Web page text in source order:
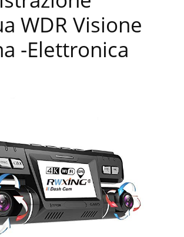
WDR Visione
-Elettronica